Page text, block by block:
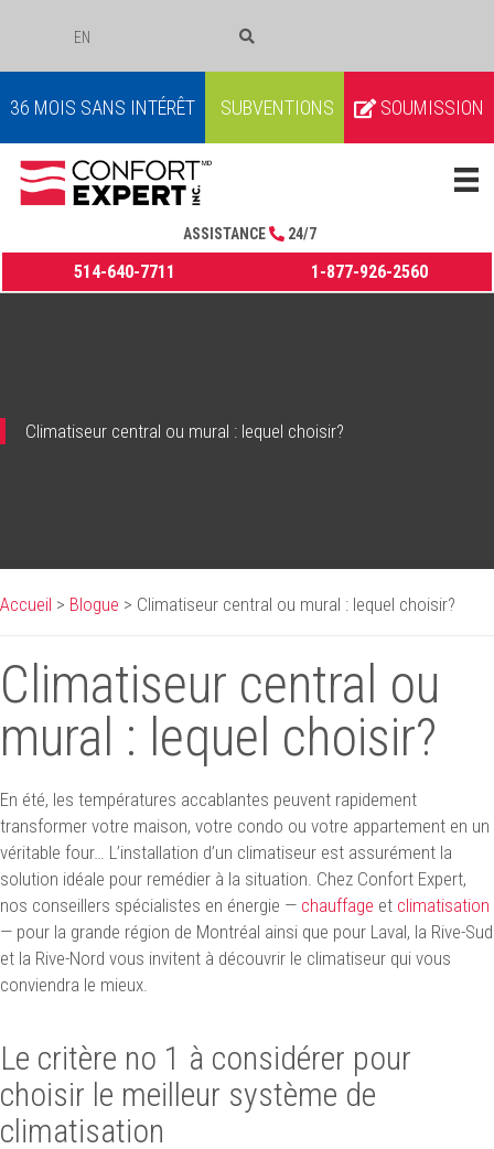
EN
36 MOIS SANS INTÉRÊT SUBVENTIONS SOUMISSION
ASSISTANCE 24/7
514-640-7711 1-877-926-2560
Climatiseur central ou mural : lequel choisir?
Accueil > Blogue > Climatiseur central ou mural : lequel choisir?
Climatiseur central ou
mural : lequel choisir?
En été, les températures accablantes peuvent rapidement
transformer votre maison, votre condo ou votre appartement en un
véritable four… L’installation d’un climatiseur est assurément la
solution idéale pour remédier à la situation. Chez Confort Expert,
nos conseillers spécialistes en énergie — chauffage et climatisation
— pour la grande région de Montréal ainsi que pour Laval, la Rive-Sud
et la Rive-Nord vous invitent à découvrir le climatiseur qui vous
conviendra le mieux.
Le critère no 1 à considérer pour
choisir le meilleur système de
climatisation